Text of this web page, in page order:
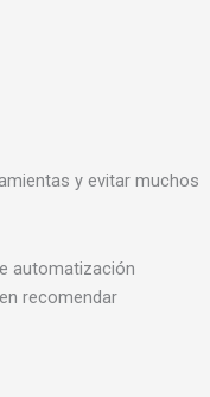
y evitar muchos
automatización
recomendar